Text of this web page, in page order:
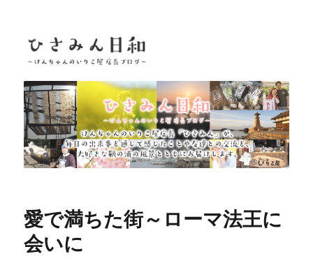
ひさみん日和
愛で満ちた街～ローマ法王に
会いに